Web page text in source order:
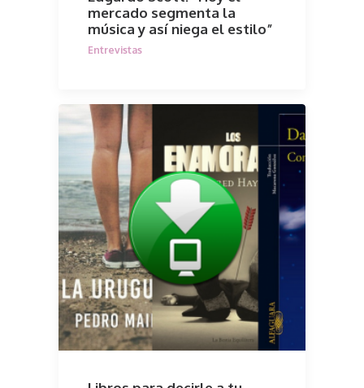
mercado segmenta la
música y así niega el estilo”
Entrevistas